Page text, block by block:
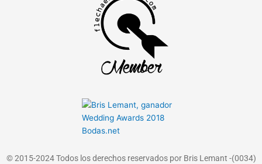
© 2015-2024 Todos los derechos reservados por Bris Lemant -(0034)